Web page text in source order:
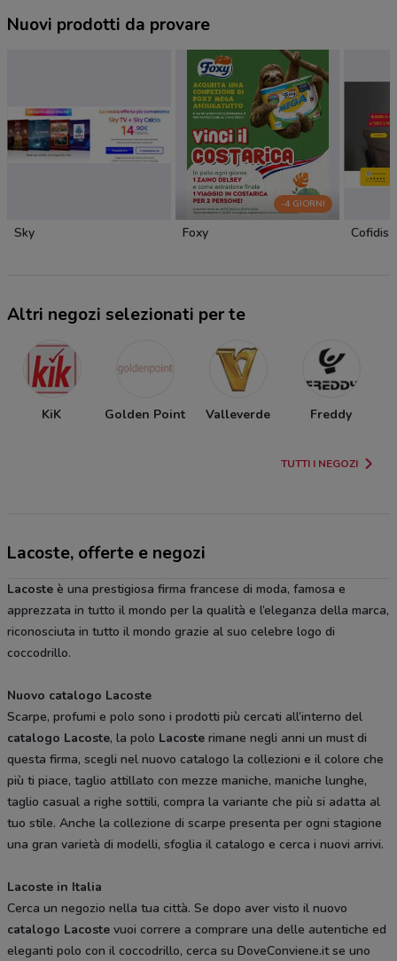
Nuovi prodotti da provare
Sky
-4 GIORNI
Foxy Cofidis
Altri negozi selezionati per te
KiK Golden Point Valleverde Freddy
TUTTI I NEGOZI
Lacoste, offerte e negozi
Lacoste è una prestigiosa firma francese di moda, famosa e
apprezzata in tutto il mondo per la qualità e l’eleganza della marca,
riconosciuta in tutto il mondo grazie al suo celebre logo di
coccodrillo.
Nuovo catalogo Lacoste
Scarpe, profumi e polo sono i prodotti più cercati all’interno del
catalogo Lacoste, la polo Lacoste rimane negli anni un must di
questa firma, scegli nel nuovo catalogo la collezioni e il colore che
più ti piace, taglio attillato con mezze maniche, maniche lunghe,
taglio casual a righe sottili, compra la variante che più si adatta al
tuo stile. Anche la collezione di scarpe presenta per ogni stagione
una gran varietà di modelli, sfoglia il catalogo e cerca i nuovi arrivi.
Lacoste in Italia
Cerca un negozio nella tua città. Se dopo aver visto il nuovo
catalogo Lacoste vuoi correre a comprare una delle autentiche ed
eleganti polo con il coccodrillo, cerca su DoveConviene.it se uno